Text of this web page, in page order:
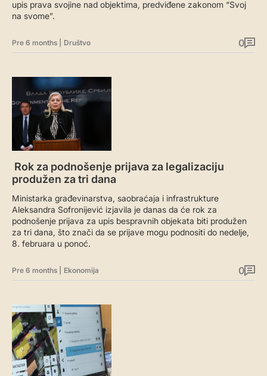
upis prava svojine nad objektima, predviđene zakonom “Svoj
na svome”.
Pre 6 months Društvo 0
Rok za podnošenje prijava za legalizaciju
produžen za tri dana
Ministarka građevinarstva, saobraćaja i infrastrukture
Aleksandra Sofronijević izjavila je danas da će rok za
podnošenje prijava za upis bespravnih objekata biti produžen
za tri dana, što znači da se prijave mogu podnositi do nedelje,
8. februara u ponoć.
Pre 6 months Ekonomija 0